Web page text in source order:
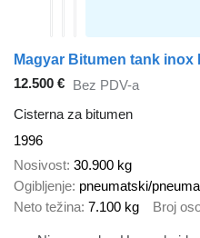
12.500 € Bez PDV-a
Cisterna za bitumen
1996
Nosivost 30.900 kg
Ogibljenje pneumatski/
Neto težina 7.100 kg Broj